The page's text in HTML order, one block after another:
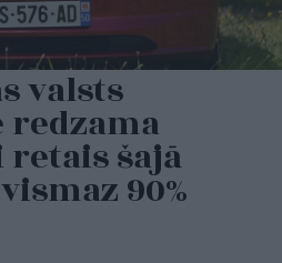
valsts
retais šajā
90%